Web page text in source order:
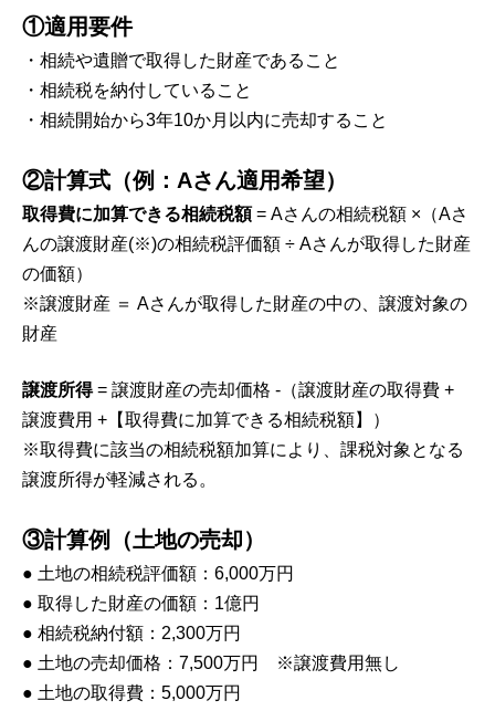
①適用要件
・相続や遺贈で取得した財産であること
・相続税を納付していること
・相続開始から3年10か月以内に売却すること
②計算式（例：Aさん適用希望）
取得費に加算できる相続税額= Aさんの相続税額 ×（Aさ
んの譲渡財産(※)の相続税評価額 ÷ Aさんが取得した財産
の価額）
※譲渡財産 ＝ Aさんが取得した財産の中の、譲渡対象の
財産
譲渡所得= 譲渡財産の売却価格 -（譲渡財産の取得費 +
譲渡費用 +【取得費に加算できる相続税額】）
※取得費に該当の相続税額加算により、課税対象となる
譲渡所得が軽減される。
③計算例（土地の売却）
● 土地の相続税評価額：6,000万円
● 取得した財産の価額：1億円
● 相続税納付額：2,300万円
● 土地の売却価格：7,500万円 ※譲渡費用無し
● 土地の取得費：5,000万円